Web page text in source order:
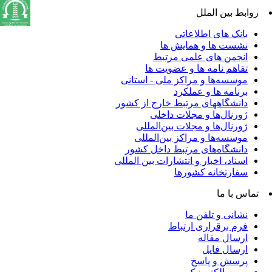
روابط بین الملل
بانک های اطلاعاتی
نشست ها و همایش ها
انجمن های علمی مرتبط
تفاهم نامه ها و عضویت ها
موسسه‌ها و مراکز ملی - استانی
برنامه ها و عملکرد
دانشگاههای مرتبط خارج از کشور
ژورنال‌ها و مجلات داخلی
ژورنال‌ها و مجلات بین‌المللی
موسسه‌ها و مراکز بین‌المللی
دانشگاه‌های مرتبط داخل کشور
اسناد، اخبار و انتشارات بین المللی
سفارتخانه کشورها
تماس با ما
نشانی و تلفن ما
فرم برقراری ارتباط
ارسال مقاله
ارسال فایل
پرسش و پاسخ